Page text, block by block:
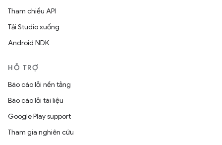
Tham chiếu API
Tải Studio xuống
Android NDK
HỖ TRỢ
Báo cáo lỗi nền tảng
Báo cáo lỗi tài liệu
Google Play support
Tham gia nghiên cứu